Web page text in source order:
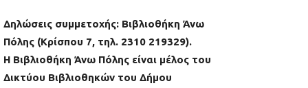
Δηλώσεις συμμετοχής: Βιβλιοθήκη Άνω
Πόλης (Κρίσπου 7, τηλ. 2310 219329).
Η Βιβλιοθήκη Άνω Πόλης είναι μέλος του
Δικτύου Βιβλιοθηκών του Δήμου